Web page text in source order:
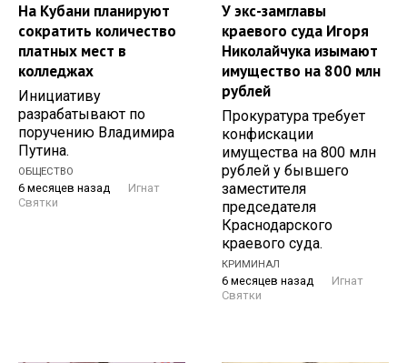
На Кубани планируют
сократить количество
платных мест в
колледжах
Инициативу
разрабатывают по
поручению Владимира
Путина.
ОБЩЕСТВО
6 месяцев назад
Игнат
Святки
У экс-замглавы
краевого суда Игоря
Николайчука изымают
имущество на 800 млн
рублей
Прокуратура требует
конфискации
имущества на 800 млн
рублей у бывшего
заместителя
председателя
Краснодарского
краевого суда.
КРИМИНАЛ
6 месяцев назад
Игнат
Святки